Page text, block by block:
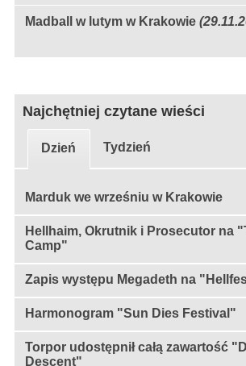
Madball w lutym w Krakowie
Najchętniej czytane wieści
Dzień Tydzień
Marduk we wrześniu w Krakowie
Hellhaim, Okrutnik i Prosecutor na
Camp"
Zapis występu Megadeth na
Harmonogram "Sun Dies Festival"
Torpor udostępnił całą zawartość
Descent"